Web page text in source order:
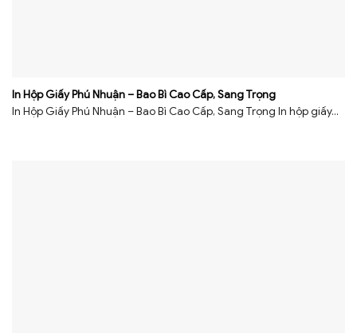
In Hộp Giấy Phú Nhuận – Bao Bì Cao Cấp, Sang Trọng
In Hộp Giấy Phú Nhuận – Bao Bì Cao Cấp, Sang Trọng In hộp giấy...